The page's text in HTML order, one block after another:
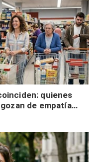
quienes
de empatía
autocontrol